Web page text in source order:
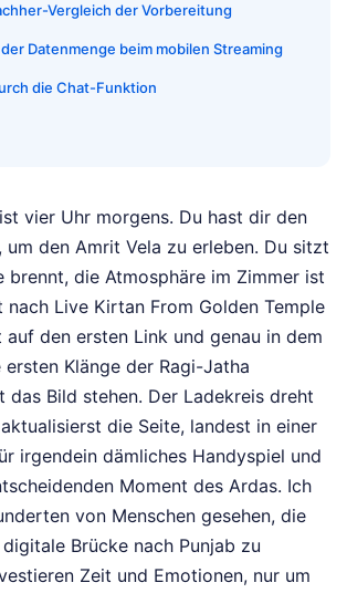
Vergleich der Vorbereitung
Datenmenge beim mobilen Streaming
die Chat-Funktion
vier Uhr morgens. Du hast dir den
um den Amrit Vela zu erleben. Du sitzt
brennt, die Atmosphäre im Zimmer ist
nach Live Kirtan From Golden Temple
den ersten Link und genau in dem
Klänge der Ragi-Jatha
das Bild stehen. Der Ladekreis dreht
die Seite, landest in einer
irgendein dämliches Handyspiel und
Moment des Ardas. Ich
von Menschen gesehen, die
Brücke nach Punjab zu
Zeit und Emotionen, nur um